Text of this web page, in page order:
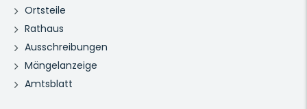
Ortsteile
Rathaus
Ausschreibungen
Mängelanzeige
Amtsblatt